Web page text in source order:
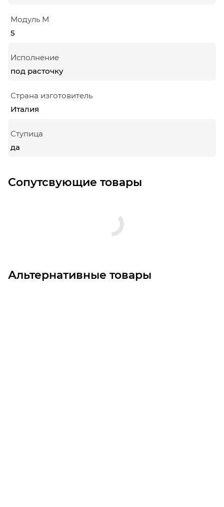
Модуль М
5
Исполнение
под расточку
Страна изготовитель
Италия
Ступица
да
Сопутсвующие товары
Альтернативные товары